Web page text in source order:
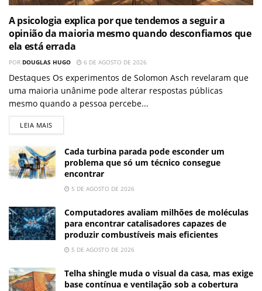
A psicologia explica por que tendemos a seguir a
opinião da maioria mesmo quando desconfiamos que
ela está errada
POR DOUGLAS HUGO 6 DE AGOSTO DE 2026
Destaques Os experimentos de Solomon Asch revelaram que
uma maioria unânime pode alterar respostas públicas
mesmo quando a pessoa percebe...
LEIA MAIS
Cada turbina parada pode esconder um
problema que só um técnico consegue
encontrar
5 DE AGOSTO DE 2026
Computadores avaliam milhões de moléculas
para encontrar catalisadores capazes de
produzir combustíveis mais eficientes
5 DE AGOSTO DE 2026
Telha shingle muda o visual da casa, mas exige
base contínua e ventilação sob a cobertura